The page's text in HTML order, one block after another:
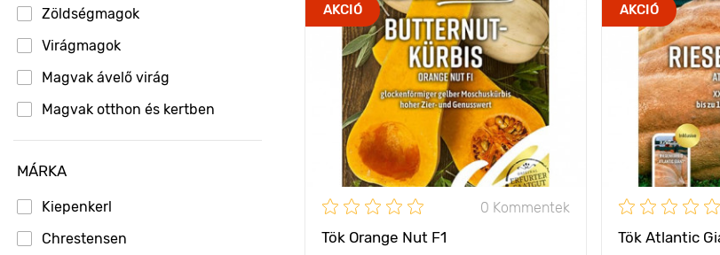
Zöldségmagok
Virágmagok
Magvak ávelő virág
Magvak otthon és kertben
MÁRKA
Kiepenkerl
Chrestensen
AKCIÓ
0 Kommentek
Tök Orange Nut F1
Jellemzők népszerű fajta
Kifejlett kori
magasság
30 - 40 cm
Ültetési távolság 100 х 100 cm
Fényigény nap
AKCIÓ
Tök Atlantic
Jellemzők
Ültetési távolság
Fényigény
A termés súlya